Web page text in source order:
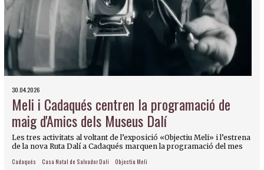
30.04.2026
Meli i Cadaqués centren la programació de
maig d'Amics dels Museus Dalí
Les tres activitats al voltant de l’exposició «Objectiu Meli» i l’estrena
de la nova Ruta Dalí a Cadaqués marquen la programació del mes
Cadaqués Casa Natal de Salvador Dalí Objectiu Meli